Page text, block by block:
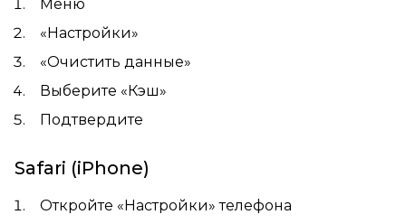
Меню
«Настройки»
«Очистить данные»
Выберите «Кэш»
Подтвердите
Safari (iPhone)
Откройте «Настройки» телефона